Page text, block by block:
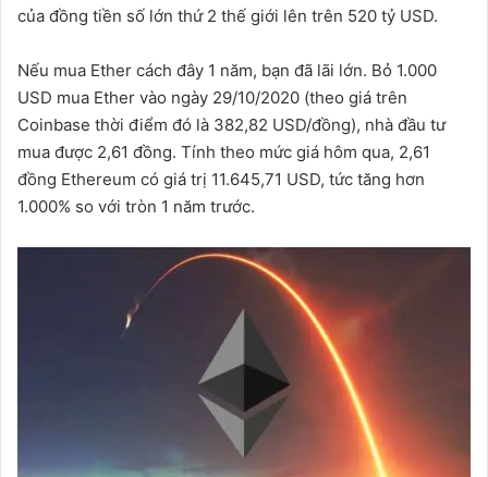
của đồng tiền số lớn thứ 2 thế giới lên trên 520 tỷ USD.
Nếu mua Ether cách đây 1 năm, bạn đã lãi lớn. Bỏ 1.000
USD mua Ether vào ngày 29/10/2020 (theo giá trên
Coinbase thời điểm đó là 382,82 USD/đồng), nhà đầu tư
mua được 2,61 đồng. Tính theo mức giá hôm qua, 2,61
đồng Ethereum có giá trị 11.645,71 USD, tức tăng hơn
1.000% so với tròn 1 năm trước.